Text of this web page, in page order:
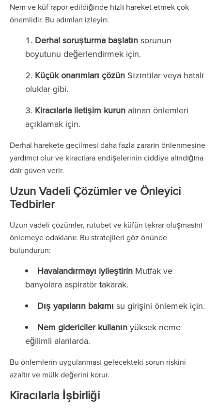
Nem ve küf rapor edildiğinde hızlı hareket etmek çok
önemlidir. Bu adımları izleyin:
Derhal soruşturma başlatın sorunun
boyutunu değerlendirmek için.
Küçük onarımları çözün Sızıntılar veya hatalı
oluklar gibi.
Kiracılarla iletişim kurun alınan önlemleri
açıklamak için.
Derhal harekete geçilmesi daha fazla zararın önlenmesine
yardımcı olur ve kiracılara endişelerinin ciddiye alındığına
dair güven verir.
Uzun Vadeli Çözümler ve Önleyici
Tedbirler
Uzun vadeli çözümler, rutubet ve küfün tekrar oluşmasını
önlemeye odaklanır. Bu stratejileri göz önünde
bulundurun:
Havalandırmayı iyileştirin Mutfak ve
banyolara aspiratör takarak.
Dış yapıların bakımı su girişini önlemek için.
Nem gidericiler kullanın yüksek neme
eğilimli alanlarda.
Bu önlemlerin uygulanması gelecekteki sorun riskini
azaltır ve mülk değerini korur.
Kiracılarla İşbirliği